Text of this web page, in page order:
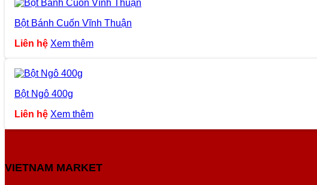
Bột Bánh Cuốn Vĩnh Thuận
Liên hệ Xem thêm
Bột Ngô 400g
Liên hệ Xem thêm
VIETNAM MARKET